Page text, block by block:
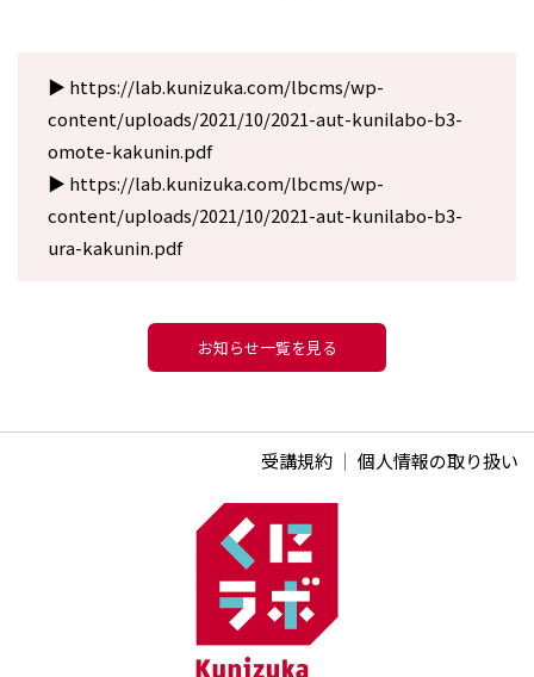
▶︎ https://lab.kunizuka.com/lbcms/wp-
content/uploads/2021/10/2021-aut-kunilabo-b3-
omote-kakunin.pdf
▶︎ https://lab.kunizuka.com/lbcms/wp-
content/uploads/2021/10/2021-aut-kunilabo-b3-
ura-kakunin.pdf
お知らせ一覧を見る
受講規約｜ 個人情報の取り扱い